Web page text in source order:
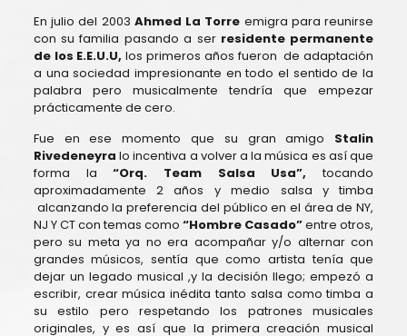
En julio del 2003 Ahmed La Torre emigra para reunirse
con su familia pasando a ser residente permanente
de los E.E.U.U, los primeros años fueron de adaptación
a una sociedad impresionante en todo el sentido de la
palabra pero musicalmente tendría que empezar
prácticamente de cero.
Fue en ese momento que su gran amigo Stalin
Rivedeneyra lo incentiva a volver a la música es así que
forma la“Orq. Team Salsa Usa”, tocando
aproximadamente 2 años y medio salsa y timba
alcanzando la preferencia del público en el área de NY,
NJ Y CT con temas como “Hombre Casado”entre otros,
pero su meta ya no era acompañar y/o alternar con
grandes músicos, sentía que como artista tenía que
dejar un legado musical ,y la decisión llego; empezó a
escribir, crear música inédita tanto salsa como timba a
su estilo pero respetando los patrones musicales
originales, y es así que la primera creación musical